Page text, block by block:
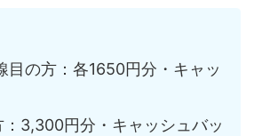
目の方：各1650円分・キャッ
3,300円分・キャッシュバッ